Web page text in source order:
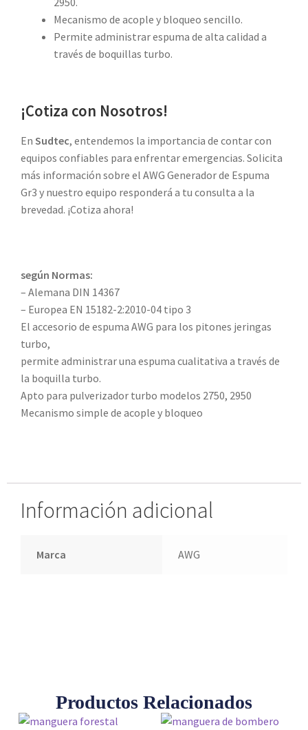
Mecanismo de acople y bloqueo sencillo.
Permite administrar espuma de alta calidad a
través de boquillas turbo.
¡Cotiza con Nosotros!
En Sudtec, entendemos la importancia de contar con
equipos confiables para enfrentar emergencias. Solicita
más información sobre el AWG Generador de Espuma
Gr3 y nuestro equipo responderá a tu consulta a la
brevedad. ¡Cotiza ahora!
según Normas:
– Alemana DIN 14367
– Europea EN 15182-2:2010-04 tipo 3
El accesorio de espuma AWG para los pitones jeringas
turbo,
permite administrar una espuma cualitativa a través de
la boquilla turbo.
Apto para pulverizador turbo modelos 2750, 2950
Mecanismo simple de acople y bloqueo
Información adicional
Marca AWG
Productos Relacionados